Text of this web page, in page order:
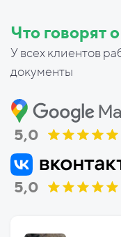
Что говорят
У всех клиентов
документы
5,0
5,0